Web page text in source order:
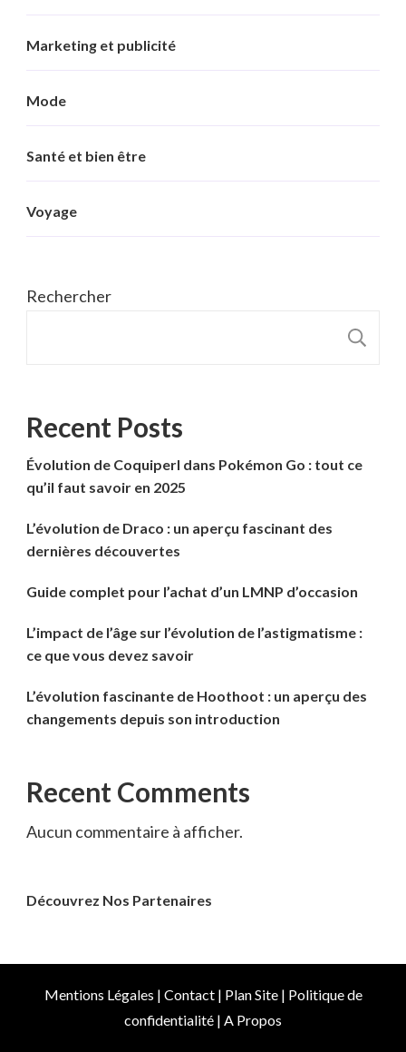
Marketing et publicité
Mode
Santé et bien être
Voyage
Rechercher
Recent Posts
Évolution de Coquiperl dans Pokémon Go : tout ce
qu’il faut savoir en 2025
L’évolution de Draco : un aperçu fascinant des
dernières découvertes
Guide complet pour l’achat d’un LMNP d’occasion
L’impact de l’âge sur l’évolution de l’astigmatisme :
ce que vous devez savoir
L’évolution fascinante de Hoothoot : un aperçu des
changements depuis son introduction
Recent Comments
Aucun commentaire à afficher.
Découvrez Nos Partenaires
Mentions Légales | Contact| Plan Site| Politique de
confidentialité | A Propos